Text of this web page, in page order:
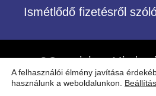
Ismétlődő fizetésről
©Copyright – Minden
A felhasználói élmény javítása
használunk a weboldalunkon.